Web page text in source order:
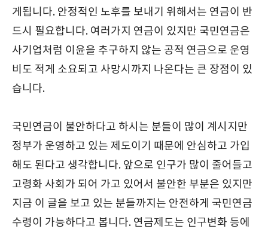
게됩니다. 안정적인 노후를 보내기 위해서는 연금이 반
드시 필요합니다. 여러가지 연금이 있지만 국민연금은
사기업처럼 이윤을 추구하지 않는 공적 연금으로 운영
비도 적게 소요되고 사망시까지 나온다는 큰 장점이 있
습니다.
국민연금이 불안하다고 하시는 분들이 많이 계시지만
정부가 운영하고 있는 제도이기 때문에 안심하고 가입
해도 된다고 생각합니다. 앞으로 인구가 많이 줄어들고
고령화 사회가 되어 가고 있어서 불안한 부분은 있지만
지금 이 글을 보고 있는 분들까지는 안전하게 국민연금
수령이 가능하다고 봅니다. 연금제도는 인구변화 등에